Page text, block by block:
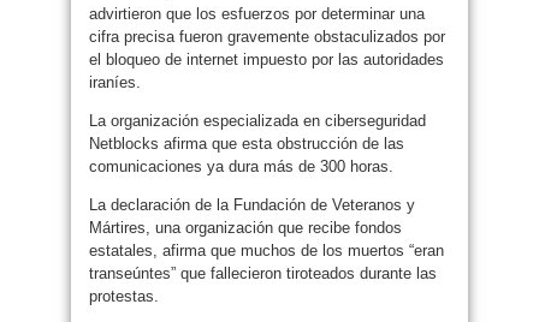
advirtieron que los esfuerzos por determinar una
cifra precisa fueron gravemente obstaculizados por
el bloqueo de internet impuesto por las autoridades
iraníes.
La organización especializada en ciberseguridad
Netblocks afirma que esta obstrucción de las
comunicaciones ya dura más de 300 horas.
La declaración de la Fundación de Veteranos y
Mártires, una organización que recibe fondos
estatales, afirma que muchos de los muertos “eran
transeúntes” que fallecieron tiroteados durante las
protestas.